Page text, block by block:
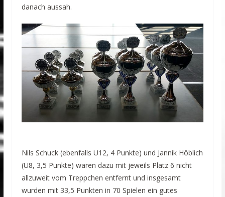
danach aussah.
Nils Schuck (ebenfalls U12, 4 Punkte) und Jannik Höblich
(U8, 3,5 Punkte) waren dazu mit jeweils Platz 6 nicht
allzuweit vom Treppchen entfernt und insgesamt
wurden mit 33,5 Punkten in 70 Spielen ein gutes